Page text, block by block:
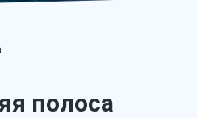
полоса